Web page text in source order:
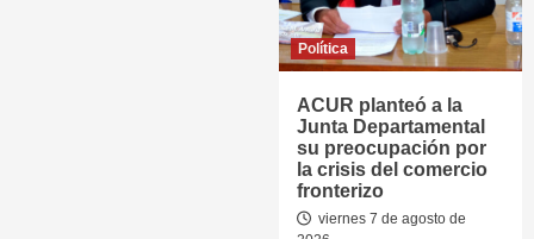
Política
ACUR planteó a la
Junta Departamental
su preocupación por
la crisis del comercio
fronterizo
viernes 7 de agosto de